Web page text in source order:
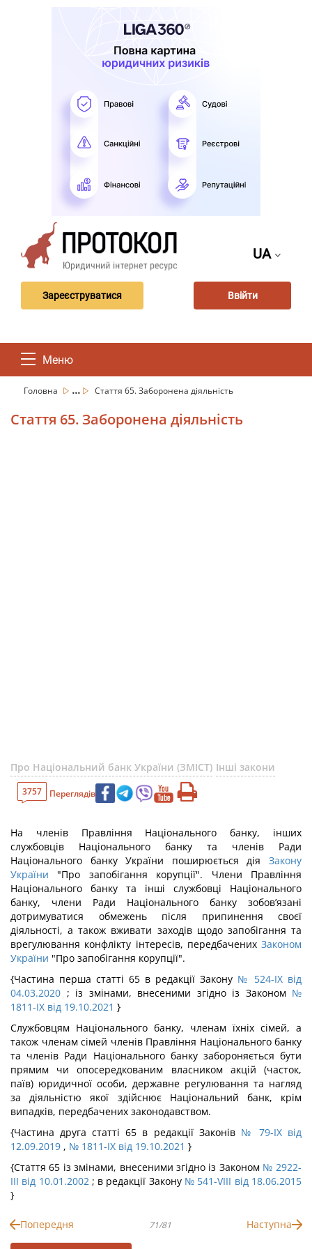
UA
Зареєструватися Ввійти
Меню
Головна ... Стаття 65. Заборонена діяльність
Стаття 65. Заборонена діяльність
Про Національний банк України (ЗМІСТ) Інші закони
3757 Переглядів
На членів Правління Національного банку, інших
службовців Національного банку та членів Ради
Національного банку України поширюється дія Закону
України "Про запобігання корупції". Члени Правління
Національного банку та інші службовці Національного
банку, члени Ради Національного банку зобов’язані
дотримуватися обмежень після припинення своєї
діяльності, а також вживати заходів щодо запобігання та
врегулювання конфлікту інтересів, передбачених Законом
України "Про запобігання корупції".
{Частина перша статті 65 в редакції Закону № 524-IX від
04.03.2020 ; із змінами, внесеними згідно із Законом №
1811-IX від 19.10.2021 }
Службовцям Національного банку, членам їхніх сімей, а
також членам сімей членів Правління Національного банку
та членів Ради Національного банку забороняється бути
прямим чи опосередкованим власником акцій (часток,
паїв) юридичної особи, державне регулювання та нагляд
за діяльністю якої здійснює Національний банк, крім
випадків, передбачених законодавством.
{Частина друга статті 65 в редакції Законів № 79-IX від
12.09.2019 , № 1811-IX від 19.10.2021 }
{Стаття 65 із змінами, внесеними згідно із Законом № 2922-
III від 10.01.2002; в редакції Закону № 541-VIII від 18.06.2015
}
Попередня 71/81 Наступна